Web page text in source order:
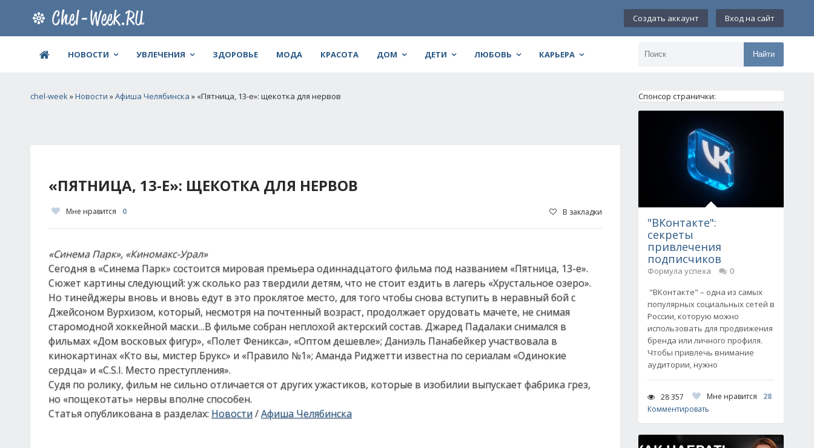
Создать аккаунт Вход на сайт
НОВОСТИ УВЛЕЧЕНИЯ ЗДОРОВЬЕ МОДА КРАСОТА ДОМ ДЕТИ ЛЮБОВЬ КАРЬЕРА Найти
chel-week»Новости »Афиша Челябинска » «Пятница, 13-е»: щекотка для нервов
«ПЯТНИЦА, 13-Е»: ЩЕКОТКА ДЛЯ НЕРВОВ
Мне нравится 0 В закладки
«Синема Парк», «Киномакс-Урал»
Сегодня в «Синема Парк» состоится мировая премьера одиннадцатого фильма под названием «Пятница, 13-е».
Сюжет картины следующий: уж сколько раз твердили детям, что не стоит ездить в лагерь «Хрустальное озеро».
Но тинейджеры вновь и вновь едут в это проклятое место, для того чтобы снова вступить в неравный бой с
Джейсоном Вурхизом, который, несмотря на почтенный возраст, продолжает орудовать мачете, не снимая
старомодной хоккейной маски…В фильме собран неплохой актерский состав. Джаред Падалаки снимался в
фильмах «Дом восковых фигур», «Полет Феникса», «Оптом дешевле»; Даниэль Панабейкер участвовала в
кинокартинах «Кто вы, мистер Брукс» и «Правило №1»; Аманда Риджетти известна по сериалам «Одинокие
сердца» и «C.S.I. Место преступления».
Судя по ролику, фильм не сильно отличается от других ужастиков, которые в изобилии выпускает фабрика грез,
но «пощекотать» нервы вполне способен.
Статья опубликована в разделах: Новости/Афиша Челябинска
Спонсор странички:
"ВКонтакте":
секреты
привлечения
подписчиков
Формула успеха
0
"ВКонтакте" – одна из самых
популярных социальных сетей в
России, которую можно
использовать для продвижения
бренда или личного профиля.
Чтобы привлечь внимание
аудитории, нужно
28 357 Мне нравится
28
Комментировать